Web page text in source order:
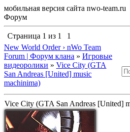
мобильная версия сайта nwo-team.ru
Форум
Страница 1 из 1
1
New World Order › nWo Team
Forum | Форум клана » Игровые
видеоролики » Vice City (GTA
San Andreas [United] music
machinima)
Vice City (GTA San Andreas [United]